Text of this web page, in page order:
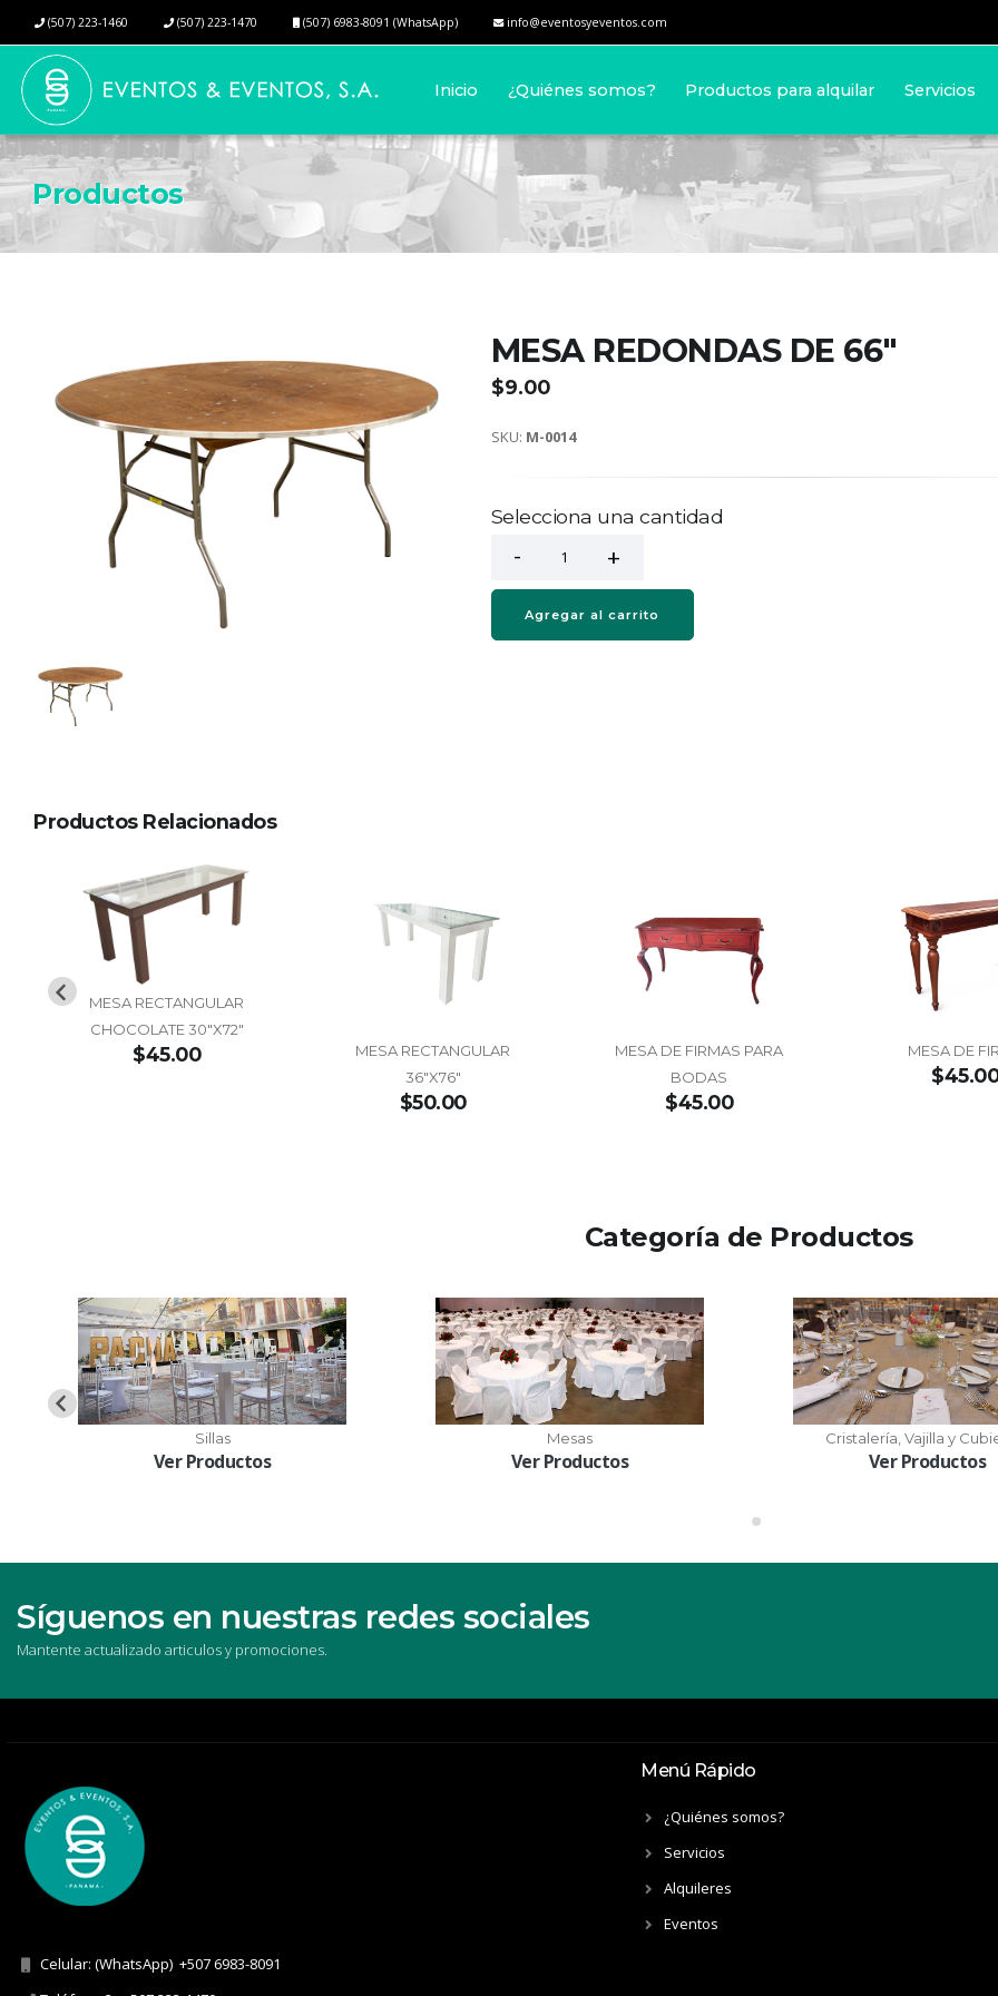
(507) 223-1460 (507) 223-1470 (507) 6983-8091 (WhatsApp) info@eventosyeventos.com
Inicio ¿Quiénes somos? Productos para alquilar Servicios
Productos
MESA REDONDAS DE 66"
$9.00
SKU: M-0014
Selecciona una cantidad
Agregar al carrito
Productos Relacionados
MESA RECTANGULAR
CHOCOLATE 30"X72"
$45.00
MESA RECTANGULAR
36"X76"
$50.00
MESA DE FIRMAS PARA
BODAS
$45.00
MESA DE
$45.00
Categoría de Productos
Sillas
Ver Productos
Mesas
Ver Productos
Cristalería, Vajilla y
Ver Productos
Síguenos en nuestras redes sociales
Mantente actualizado articulos y promociones.
Celular: (WhatsApp) +507 6983-8091
Menú Rápido
¿Quiénes somos?
Servicios
Alquileres
Eventos